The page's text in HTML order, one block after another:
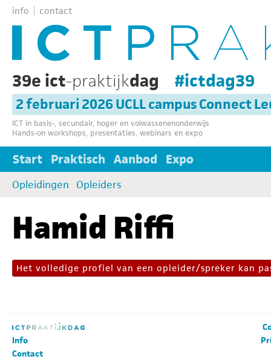
info contact
39e ict-praktijkdag #ictdag39
2 februari 2026 UCLL campus Connect
ICT in basis-, secundair, hoger en volwassenenonderwijs
Hands-on workshops, presentaties, webinars en expo
Start Praktisch Aanbod Expo
Opleidingen Opleiders
Hamid Riffi
Het volledige profiel van een opleider/spreker kan
Info
Contact